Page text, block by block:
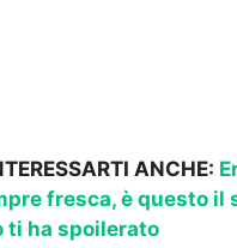
ANCHE:
fresca, è questo il
ti ha spoilerato